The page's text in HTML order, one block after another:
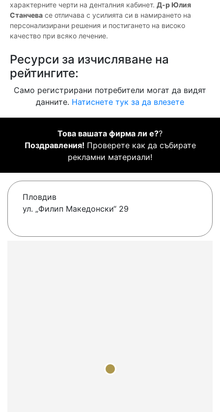
характерните черти на денталния кабинет. Д-р Юлия
Станчева се отличава с усилията си в намирането на
персонализирани решения и постигането на високо
качество при всяко лечение.
Ресурси за изчисляване на
рейтингите:
Само регистрирани потребители могат да видят
данните. Натиснете тук за да влезете
Това вашата фирма ли е??
Поздравления! Проверете как да събирате
рекламни материали!
Пловдив
ул. „Филип Македонски“ 29